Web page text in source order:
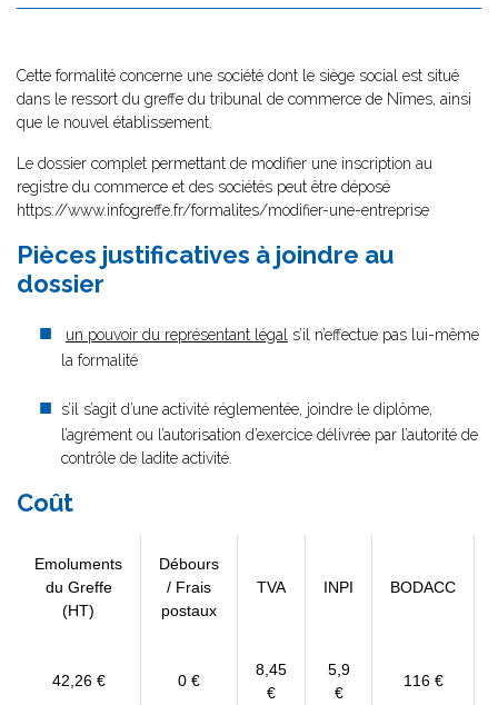
Cette formalité concerne une société dont le siège social est situé
dans le ressort du greffe du tribunal de commerce de Nîmes, ainsi
que le nouvel établissement.
Le dossier complet permettant de modifier une inscription au
registre du commerce et des sociétés peut être déposé
https://www.infogreffe.fr/formalites/modifier-une-entreprise
Pièces justificatives à joindre au
dossier
un pouvoir du représentant légal s’il n’effectue pas lui-même
la formalité
s’il s’agit d’une activité réglementée, joindre le diplôme,
l’agrément ou l’autorisation d’exercice délivrée par l’autorité de
contrôle de ladite activité.
Coût
Emoluments
du Greffe
(HT)
Débours
/ Frais
postaux
TVA INPI BODACC
42,26 € 0 €
8,45
€
5,9
€
116 €